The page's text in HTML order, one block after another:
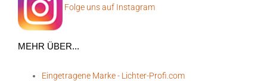
Folge uns auf Instagram
MEHR ÜBER...
Eingetragene Marke - Lichter-Profi.com